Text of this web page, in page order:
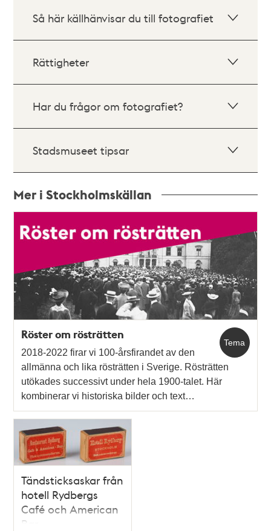
Så här källhänvisar du till fotografiet
Rättigheter
Har du frågor om fotografiet?
Stadsmuseet tipsar
Mer i Stockholmskällan
poster
Tema
Röster om rösträtten
2018-2022 firar vi 100-årsfirandet av den
allmänna och lika rösträtten i Sverige. Rösträtten
utökades successivt under hela 1900-talet. Här
kombinerar vi historiska bilder och text…
Tändsticksaskar från
hotell Rydbergs
Café och American
Bar